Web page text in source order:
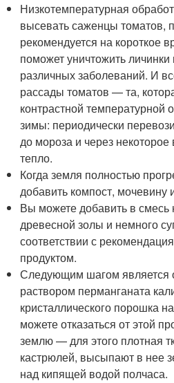
Низкотемпературная
высевать саженцы томатов,
рекомендуется на короткое
поможет уничтожить
различных заболеваний. И
рассады томатов — та,
контрастной температурной
зимы: периодически
до мороза и через
тепло.
Когда земля полностью
добавить компост, мочевину
Вы можете добавить в смесь
древесной золы и немного
соответствии с
продуктом.
Следующим шагом является
раствором перманганата
кристаллического порошка
можете отказаться от этой
землю — для этого плотная
кастрюлей, высыпают в нее
над кипящей водой полчаса.